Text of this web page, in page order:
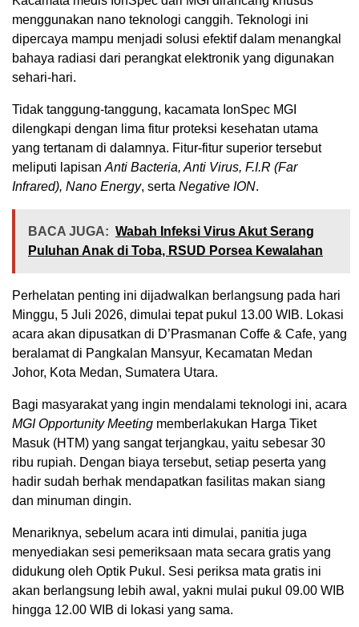
menggunakan nano teknologi canggih. Teknologi ini
dipercaya mampu menjadi solusi efektif dalam menangkal
bahaya radiasi dari perangkat elektronik yang digunakan
sehari-hari.
Tidak tanggung-tanggung, kacamata IonSpec MGI
dilengkapi dengan lima fitur proteksi kesehatan utama
yang tertanam di dalamnya. Fitur-fitur superior tersebut
meliputi lapisan Anti Bacteria, Anti Virus, F.I.R (Far
Infrared), Nano Energy, serta Negative ION.
BACA JUGA: Wabah Infeksi Virus Akut Serang
Puluhan Anak di Toba, RSUD Porsea Kewalahan
Perhelatan penting ini dijadwalkan berlangsung pada hari
Minggu, 5 Juli 2026, dimulai tepat pukul 13.00 WIB. Lokasi
acara akan dipusatkan di D’Prasmanan Coffe & Cafe, yang
beralamat di Pangkalan Mansyur, Kecamatan Medan
Johor, Kota Medan, Sumatera Utara.
Bagi masyarakat yang ingin mendalami teknologi ini, acara
MGI Opportunity Meeting memberlakukan Harga Tiket
Masuk (HTM) yang sangat terjangkau, yaitu sebesar 30
ribu rupiah. Dengan biaya tersebut, setiap peserta yang
hadir sudah berhak mendapatkan fasilitas makan siang
dan minuman dingin.
Menariknya, sebelum acara inti dimulai, panitia juga
menyediakan sesi pemeriksaan mata secara gratis yang
didukung oleh Optik Pukul. Sesi periksa mata gratis ini
akan berlangsung lebih awal, yakni mulai pukul 09.00 WIB
hingga 12.00 WIB di lokasi yang sama.